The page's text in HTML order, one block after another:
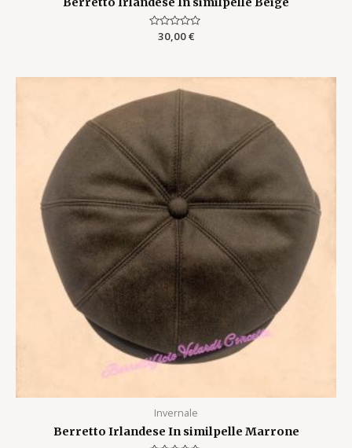
Rated
30,00€
Invernale
Berretto Irlandese In similpelle Marrone